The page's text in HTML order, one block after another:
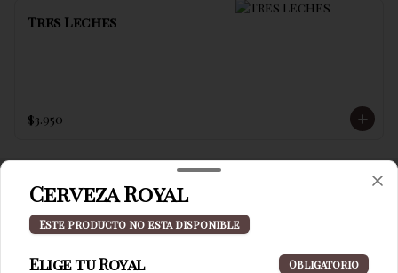
Tres Leches
$3.950
Términos y condiciones
Cerveza Royal
Este producto no esta disponible
Elige tu Royal Obligatorio